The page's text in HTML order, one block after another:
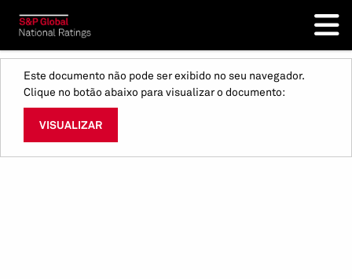
Este documento não pode ser exibido no seu navegador.
Clique no botão abaixo para visualizar o documento:
VISUALIZAR